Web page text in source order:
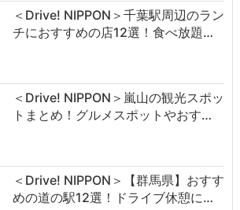
＜Drive! NIPPON＞千葉駅周辺のラン
チにおすすめの店12選！食べ放題…
＜Drive! NIPPON＞嵐山の観光スポッ
トまとめ！グルメスポットやおす…
＜Drive! NIPPON＞【群馬県】おすす
めの道の駅12選！ドライブ休憩に…